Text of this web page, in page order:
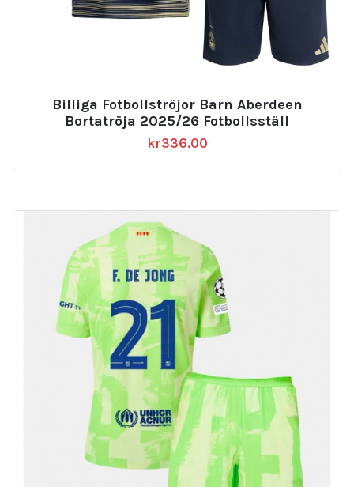
Billiga Fotbollströjor Barn Aberdeen
Bortatröja 2025/26 Fotbollsställ
kr336.00